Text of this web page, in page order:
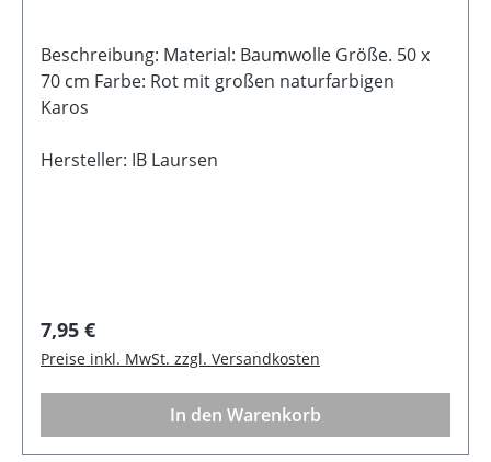
Beschreibung: Material: Baumwolle Größe. 50 x
70 cm Farbe: Rot mit großen naturfarbigen
Karos
Hersteller: IB Laursen
Regulärer Preis:
7,95 €
Preise inkl. MwSt. zzgl. Versandkosten
In den Warenkorb